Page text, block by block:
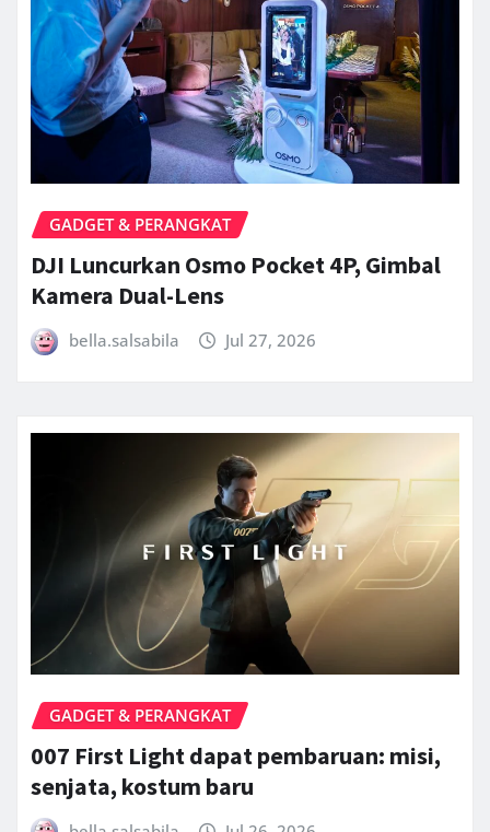
GADGET & PERANGKAT
DJI Luncurkan Osmo Pocket 4P, Gimbal
Kamera Dual-Lens
bella.salsabila Jul 27, 2026
GADGET & PERANGKAT
007 First Light dapat pembaruan: misi,
senjata, kostum baru